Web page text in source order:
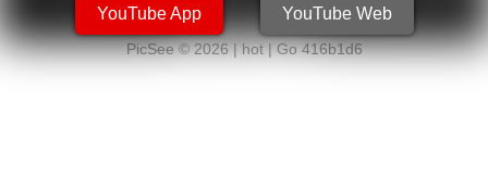
YouTube App YouTube Web
PicSee © 2026 | hot |Go 416b1d6